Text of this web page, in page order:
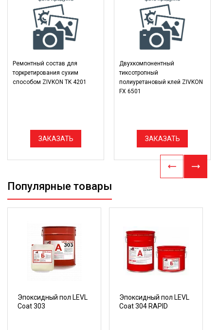
Ремонтный состав для
торкретирования сухим
способом ZIVKON TK 4201
ЗАКАЗАТЬ
Двухкомпонентный
тиксотропный
полиуретановый клей ZIVKON
FX 6501
ЗАКАЗАТЬ
Популярные товары
Эпоксидный пол LEVL
Coat 303
Эпоксидный пол LEVL
Coat 304 RAPID